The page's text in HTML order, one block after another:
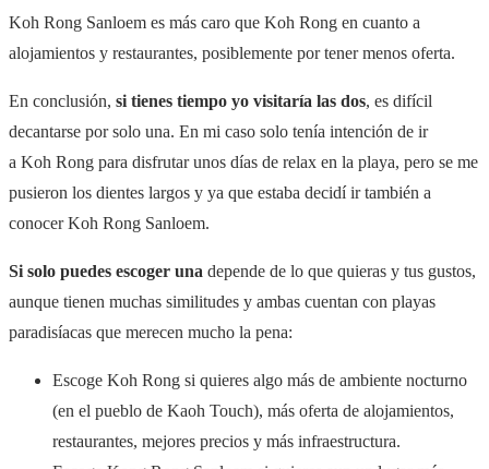
Koh Rong Sanloem es más caro que Koh Rong en cuanto a
alojamientos y restaurantes, posiblemente por tener menos oferta.
En conclusión, si tienes tiempo yo visitaría las dos, es difícil
decantarse por solo una. En mi caso solo tenía intención de ir
a Koh Rong para disfrutar unos días de relax en la playa, pero se me
pusieron los dientes largos y ya que estaba decidí ir también a
conocer Koh Rong Sanloem.
Si solo puedes escoger una depende de lo que quieras y tus gustos,
aunque tienen muchas similitudes y ambas cuentan con playas
paradisíacas que merecen mucho la pena:
Escoge Koh Rong si quieres algo más de ambiente nocturno
(en el pueblo de Kaoh Touch), más oferta de alojamientos,
restaurantes, mejores precios y más infraestructura.